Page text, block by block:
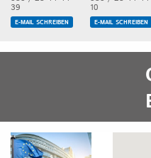
39
E-MAIL SCHREIBEN
10
E-MAIL SCHREIBEN